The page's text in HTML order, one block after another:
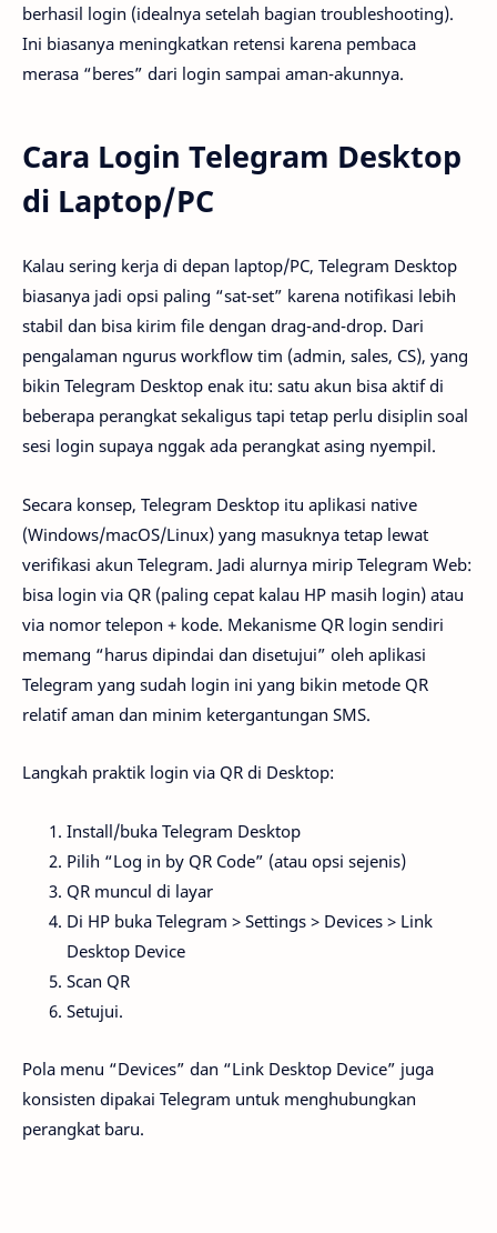
berhasil login (idealnya setelah bagian troubleshooting).
Ini biasanya meningkatkan retensi karena pembaca
merasa “beres” dari login sampai aman-akunnya.
Cara Login Telegram Desktop
di Laptop/PC
Kalau sering kerja di depan laptop/PC, Telegram Desktop
biasanya jadi opsi paling “sat-set” karena notifikasi lebih
stabil dan bisa kirim file dengan drag-and-drop. Dari
pengalaman ngurus workflow tim (admin, sales, CS), yang
bikin Telegram Desktop enak itu: satu akun bisa aktif di
beberapa perangkat sekaligus tapi tetap perlu disiplin soal
sesi login supaya nggak ada perangkat asing nyempil.
Secara konsep, Telegram Desktop itu aplikasi native
(Windows/macOS/Linux) yang masuknya tetap lewat
verifikasi akun Telegram. Jadi alurnya mirip Telegram Web:
bisa login via QR (paling cepat kalau HP masih login) atau
via nomor telepon + kode. Mekanisme QR login sendiri
memang “harus dipindai dan disetujui” oleh aplikasi
Telegram yang sudah login ini yang bikin metode QR
relatif aman dan minim ketergantungan SMS.
Langkah praktik login via QR di Desktop:
Install/buka Telegram Desktop
Pilih “Log in by QR Code” (atau opsi sejenis)
QR muncul di layar
Di HP buka Telegram > Settings > Devices > Link
Desktop Device
Scan QR
Setujui.
Pola menu “Devices” dan “Link Desktop Device” juga
konsisten dipakai Telegram untuk menghubungkan
perangkat baru.